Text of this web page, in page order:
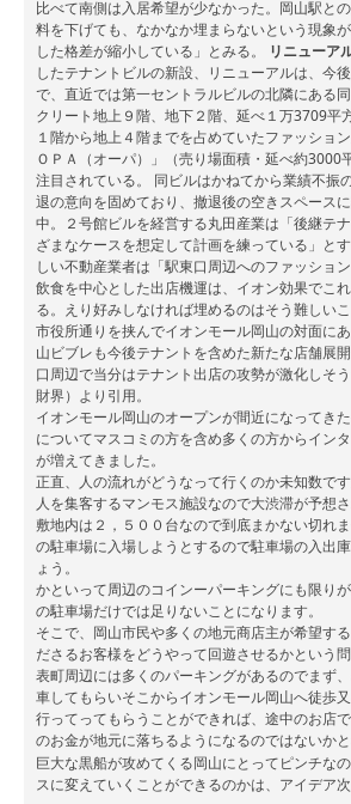
比べて南側は入居希望が少なかった。岡山駅と
料を下げても、なかなか埋まらないという現象
した格差が縮小している」とみる。
リニューア
したテナントビルの新設、リニューアルは、今
で、直近では第一セントラルビルの北隣にある
クリート地上９階、地下２階、延べ１万3709平
１階から地上４階までを占めていたファッショ
ＯＰＡ（オーパ）」（売り場面積・延べ約3000
注目されている。 同ビルはかねてから業績不振
退の意向を固めており、撤退後の空きスペース
中。２号館ビルを経営する丸田産業は「後継テ
ざまなケースを想定して計画を練っている」と
しい不動産業者は「駅東口周辺へのファッショ
飲食を中心とした出店機運は、イオン効果でこ
る。えり好みしなければ埋めるのはそう難しい
市役所通りを挟んでイオンモール岡山の対面に
山ビブレも今後テナントを含めた新たな店舗展
口周辺で当分はテナント出店の攻勢が激化しそ
財界）より引用。
イオンモール岡山のオープンが間近になってき
についてマスコミの方を含め多くの方からイン
が増えてきました。
正直、人の流れがどうなって行くのか未知数で
人を集客するマンモス施設なので大渋滞が予想さ
敷地内は２，５００台なので到底まかない切れ
の駐車場に入場しようとするので駐車場の入出
ょう。
かといって周辺のコインーパーキングにも限り
の駐車場だけでは足りないことになります。
そこで、岡山市民や多くの地元商店主が希望す
ださるお客様をどうやって回遊させるかという
表町周辺には多くのパーキングがあるのでまず
車してもらいそこからイオンモール岡山へ徒歩
行ってってもらうことができれば、途中のお店
のお金が地元に落ちるようになるのではないかと
巨大な黒船が攻めてくる岡山にとってピンチな
スに変えていくことができるのかは、アイデア次